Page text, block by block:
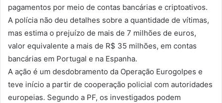
pagamentos por meio de contas bancárias e criptoativos.
A polícia não deu detalhes sobre a quantidade de vítimas,
mas estima o prejuízo de mais de 7 milhões de euros,
valor equivalente a mais de R$ 35 milhões, em contas
bancárias em Portugal e na Espanha.
A ação é um desdobramento da Operação Eurogolpes e
teve início a partir de cooperação policial com autoridades
europeias. Segundo a PF, os investigados podem